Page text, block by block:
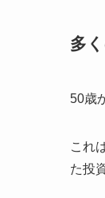
多
50歳
これ
た投